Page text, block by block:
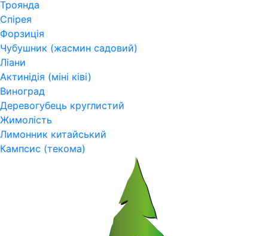
Троянда
Спірея
Форзиція
Чубушник (жасмин садовий)
Ліани
Актинідія (міні ківі)
Виноград
Деревогубець круглистий
Жимолість
Лимонник китайський
Кампсис (текома)